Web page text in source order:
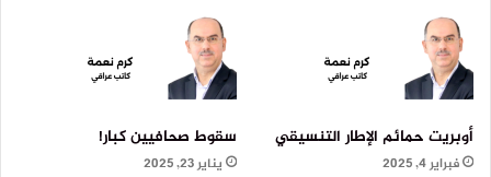
أوبريت حمائم الإطار التنسيقي
فبراير 4, 2025
سقوط صحافيين كبار!
يناير 23, 2025